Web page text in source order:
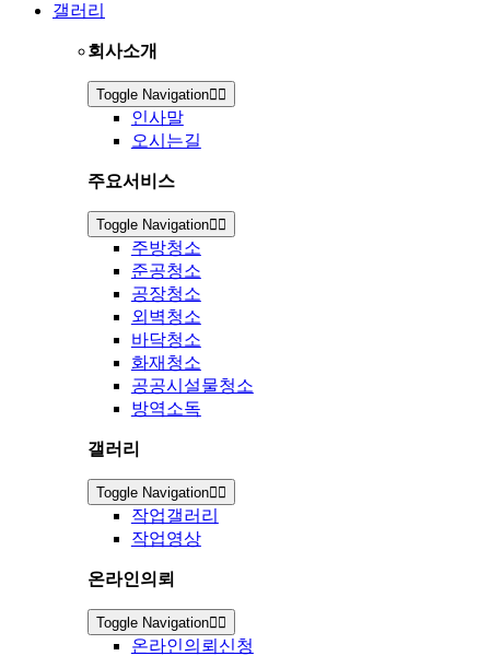
갤러리
회사소개
Toggle Navigation
인사말
오시는길
주요서비스
Toggle Navigation
주방청소
준공청소
공장청소
외벽청소
바닥청소
화재청소
공공시설물청소
방역소독
갤러리
Toggle Navigation
작업갤러리
작업영상
온라인의뢰
Toggle Navigation
온라인의뢰신청